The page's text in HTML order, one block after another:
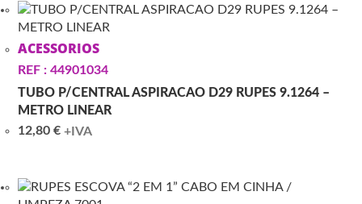
ACESSORIOS
REF : 44901034
TUBO P/CENTRAL ASPIRACAO D29 RUPES 9.1264 –
METRO LINEAR
12,80€ +IVA